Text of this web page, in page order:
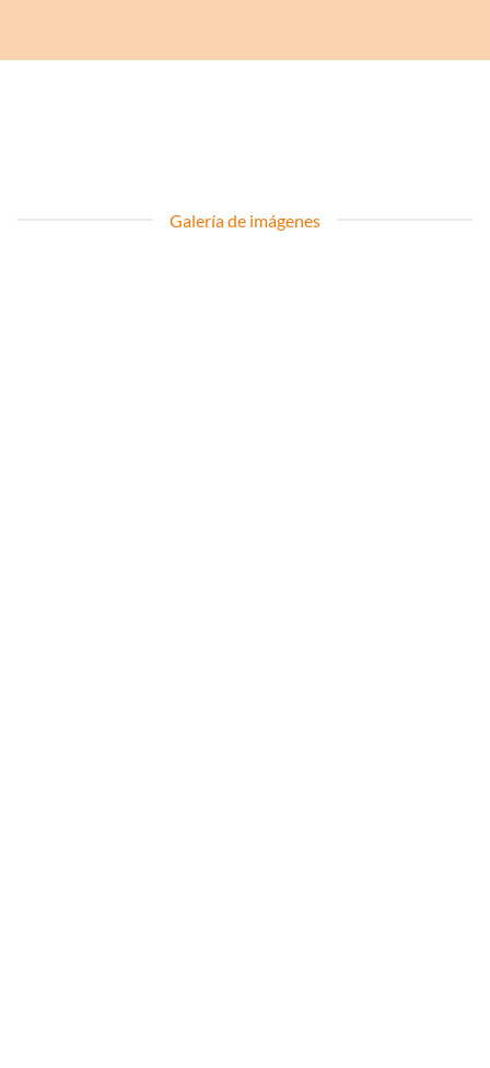
Galería de imágenes